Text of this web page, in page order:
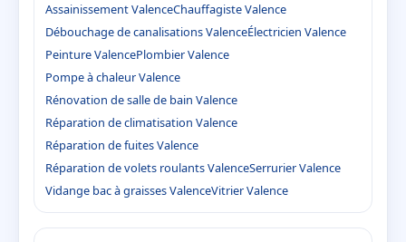
Assainissement ValenceChauffagiste Valence
Débouchage de canalisations ValenceÉlectricien Valence
Peinture ValencePlombier Valence
Pompe à chaleur Valence
Rénovation de salle de bain Valence
Réparation de climatisation Valence
Réparation de fuites Valence
Réparation de volets roulants ValenceSerrurier Valence
Vidange bac à graisses ValenceVitrier Valence